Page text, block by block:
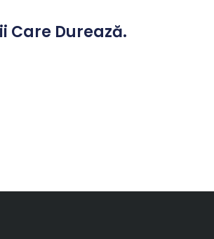
Care Durează.